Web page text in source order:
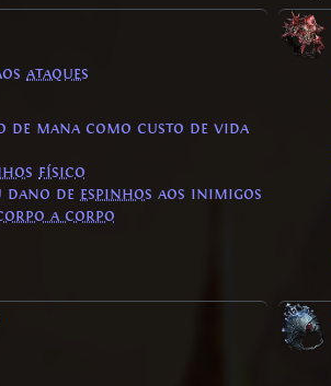
ataques
de mana como custo de vida
físico
dano de espinhos aos inimigos
a corpo